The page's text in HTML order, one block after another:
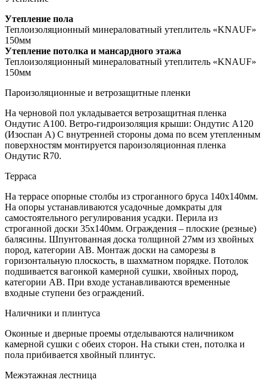
Утепление пола
Теплоизоляционный минераловатный утеплитель «KNAUF»
150мм
Утепление потолка и мансардного этажа
Теплоизоляционный минераловатный утеплитель «KNAUF»
150мм
Пароизоляционные и ветрозащитные пленки
На черновой пол укладывается ветрозащитная пленка
Ондутис А100. Ветро-гидроизоляция крыши: Ондутис А120
(Изоспан А) С внутренней стороны дома по всем утепленным
поверхностям монтируется пароизоляционная пленка
Ондутис R70.
Терраса
На террасе опорные столбы из строганного бруса 140х140мм.
На опоры устанавливаются усадочные домкраты для
самостоятельного регулирования усадки. Перила из
строганной доски 35х140мм. Ограждения – плоские (резные)
балясины. Шпунтованная доска толщиной 27мм из хвойных
пород, категории АВ. Монтаж доски на саморезы в
горизонтальную плоскость, в шахматном порядке. Потолок
подшивается вагонкой камерной сушки, хвойных пород,
категории АВ. При входе устанавливаются временные
входные ступени без ограждений.
Наличники и плинтуса
Оконные и дверные проемы отделываются наличником
камерной сушки с обеих сторон. На стыки стен, потолка и
пола прибивается хвойный плинтус.
Межэтажная лестница